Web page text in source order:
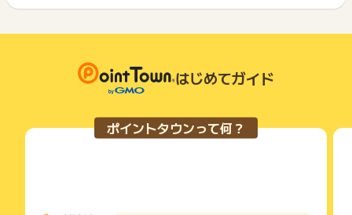
い物を複数回ご利用された場合
て一度でも同サービス・お買い物を利用されたことがある場合
ご利用前には、Cookieの削除をおこなっていただくことを推奨
サービス・お買い物利用時にお電話など2つ以上の申し込み方
法がある場合、必ずサイト上のWEBフォームからお申し込みく
になる可能性もございます。
条件を達成しているかどうかは各広告主ではなく、代理店が行
っているため、広告主はポイントに関する詳細を把握しており
そのため、ポイントタウンのポイントに関するお問い合わせを
広告主様に直接行わないようお願いいたします。
タオルです。
はじめてガイド
ポイントタウンって何？